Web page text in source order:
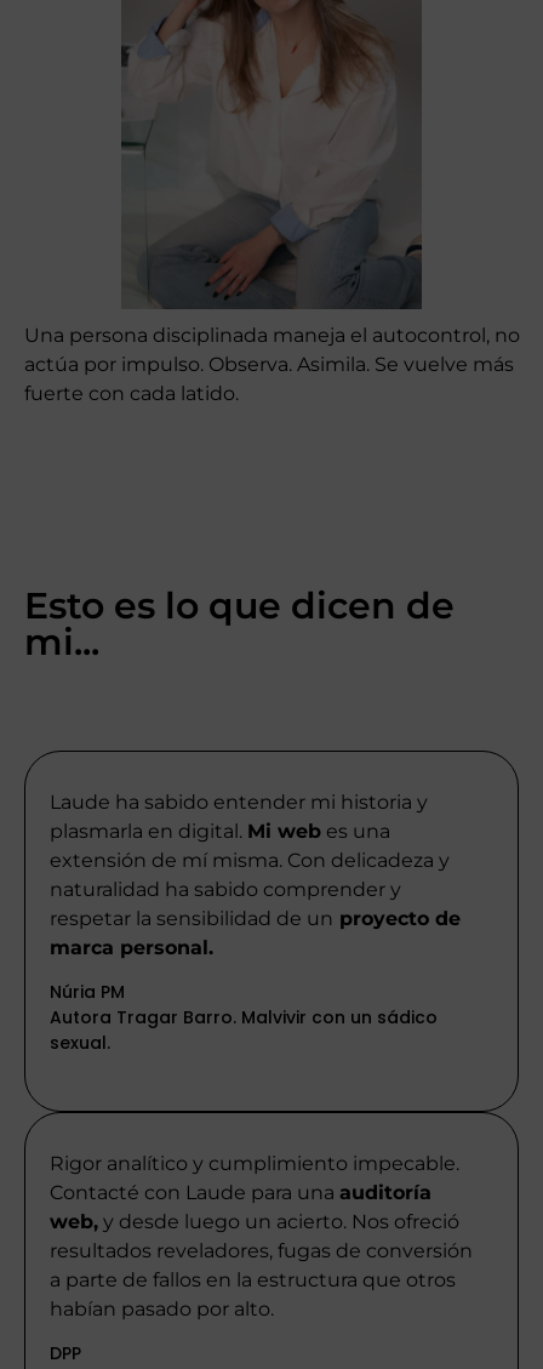
Una persona disciplinada maneja el autocontrol, no
actúa por impulso. Observa. Asimila. Se vuelve más
fuerte con cada latido.
Esto es lo que dicen de
mi...
Laude ha sabido entender mi historia y
plasmarla en digital. Mi web es una
extensión de mí misma. Con delicadeza y
naturalidad ha sabido comprender y
respetar la sensibilidad de un proyecto de
marca personal.
Núria PM
Autora Tragar Barro. Malvivir con un sádico
sexual.
Rigor analítico y cumplimiento impecable.
Contacté con Laude para una auditoría
web, y desde luego un acierto. Nos ofreció
resultados reveladores, fugas de conversión
a parte de fallos en la estructura que otros
habían pasado por alto.
DPP